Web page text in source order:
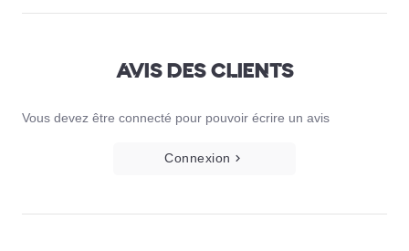
AVIS DES CLIENTS
Vous devez être connecté pour pouvoir écrire un avis
Connexion